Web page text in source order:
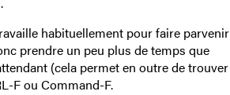
habituellement pour faire parvenir
prendre un peu plus de temps que
(cela permet en outre de trouver
F ou Command-F.